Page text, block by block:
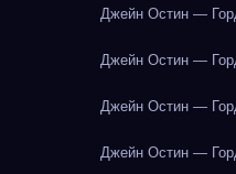
Джейн Остин —
Джейн Остин —
Джейн Остин —
Джейн Остин —